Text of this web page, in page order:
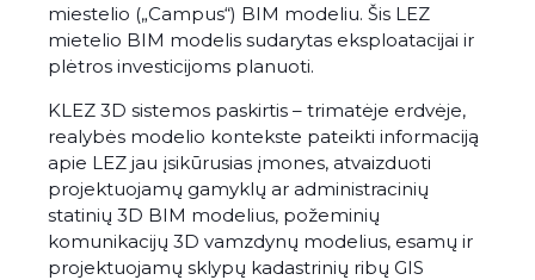
miestelio („Campus“) BIM modeliu. Šis LEZ
mietelio BIM modelis sudarytas eksploatacijai ir
plėtros investicijoms planuoti.
KLEZ 3D sistemos paskirtis – trimatėje erdvėje,
realybės modelio kontekste pateikti informaciją
apie LEZ jau įsikūrusias įmones, atvaizduoti
projektuojamų gamyklų ar administracinių
statinių 3D BIM modelius, požeminių
komunikacijų 3D vamzdynų modelius, esamų ir
projektuojamų sklypų kadastrinių ribų GIS